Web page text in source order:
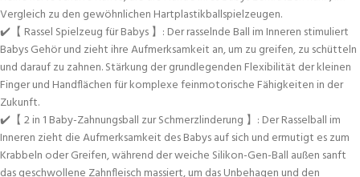
Vergleich zu den gewöhnlichen Hartplastikballspielzeugen.
✔️【 Rassel Spielzeug für Babys 】: Der rasselnde Ball im Inneren stimuliert
Babys Gehör und zieht ihre Aufmerksamkeit an, um zu greifen, zu schütteln
und darauf zu zahnen. Stärkung der grundlegenden Flexibilität der kleinen
Finger und Handflächen für komplexe feinmotorische Fähigkeiten in der
Zukunft.
✔️【 2 in 1 Baby-Zahnungsball zur Schmerzlinderung 】: Der Rasselball im
Inneren zieht die Aufmerksamkeit des Babys auf sich und ermutigt es zum
Krabbeln oder Greifen, während der weiche Silikon-Gen-Ball außen sanft